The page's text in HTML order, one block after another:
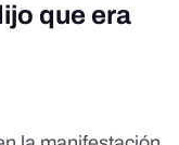
que era